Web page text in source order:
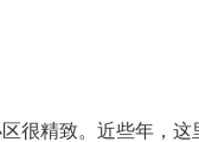
很精致。近些年，